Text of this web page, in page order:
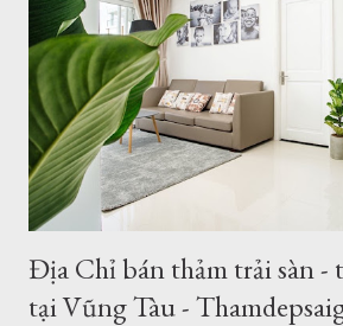
Đẹp 1. Giới thiệu về thảm khổ 2,5m -
vị cung cấp thảm trải sàn - thảm trang trí
và Hà Nội, chung tôi luôn phục vụ tối đa
hàng, với nhu cầu trải sàn khổ lớn ơ Việt
nhập về nhiều mẫu thảm kích thước lớn
chiều ngang - chiều dài từ 3m - 3,5m.
Địa Chỉ bán thảm trải sàn -
tại Vũng Tàu -